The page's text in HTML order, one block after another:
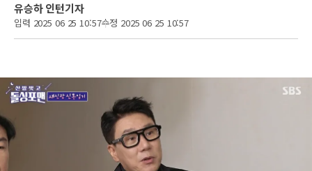
유승하 인턴기자
입력 2025 06 25 10:57수정 2025 06 25 10:57